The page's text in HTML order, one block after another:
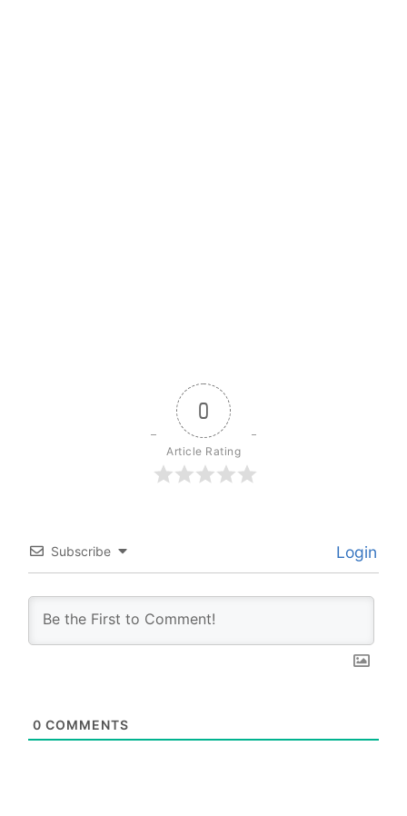
0
Article Rating
Subscribe Login
0 COMMENTS